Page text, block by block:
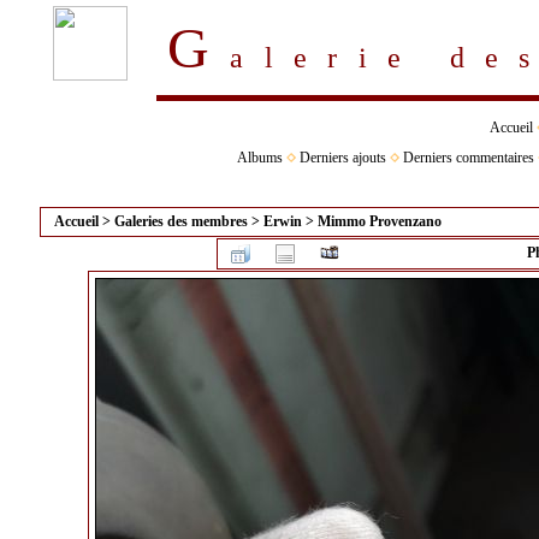
Galerie
Accueil
Albums
Derniers ajouts Derniers commentaires
Accueil > Galeries des membres > Erwin > Mimmo Provenzano